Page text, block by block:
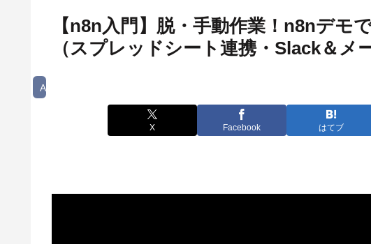
【n8n入門】脱・手動作業！n8nデモ
（スプレッドシート連携・Slack＆メ
AIをフル活用して業務効率化
X Facebook はてブ